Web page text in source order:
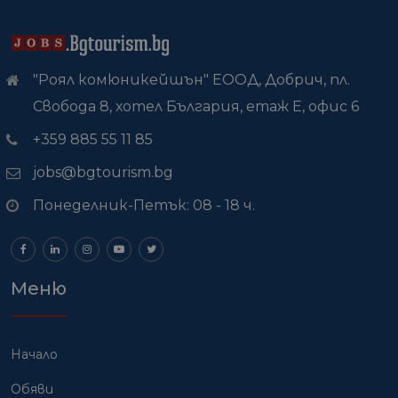
"Роял комюникейшън" ЕООД, Добрич, пл.
Свобода 8, хотел България, етаж Е, офис 6
+359 885 55 11 85
jobs@bgtourism.bg
Понеделник-Петък: 08 - 18 ч.
Меню
Начало
Обяви